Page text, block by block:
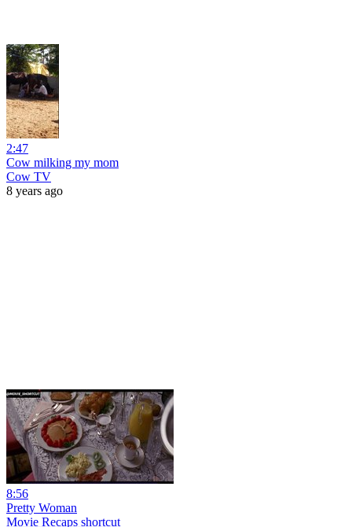
2:47
Cow milking my mom
Cow TV
8 years ago
8:56
Pretty Woman
Movie Recaps shortcut